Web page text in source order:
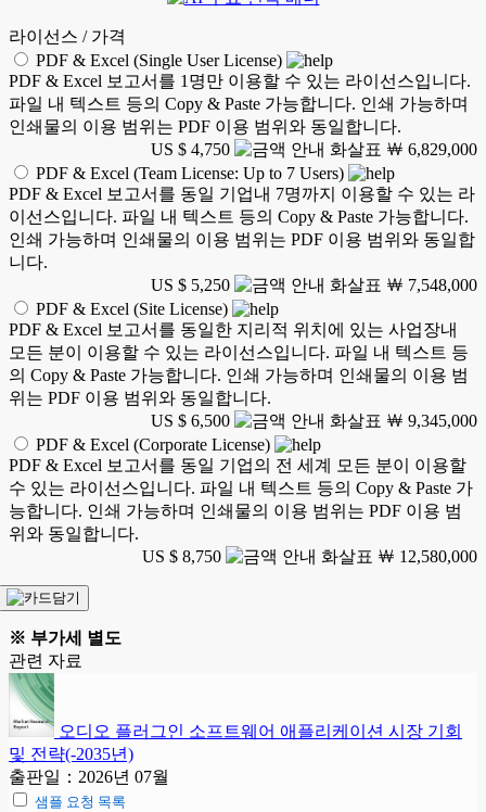
라이선스 / 가격
PDF & Excel (Single User License)
PDF & Excel 보고서를 1명만 이용할 수 있는 라이선스입니다.
파일 내 텍스트 등의 Copy & Paste 가능합니다. 인쇄 가능하며
인쇄물의 이용 범위는 PDF 이용 범위와 동일합니다.
US $ 4,750
￦ 6,829,000
PDF & Excel (Team License: Up to 7 Users)
PDF & Excel 보고서를 동일 기업내 7명까지 이용할 수 있는 라
이선스입니다. 파일 내 텍스트 등의 Copy & Paste 가능합니다.
인쇄 가능하며 인쇄물의 이용 범위는 PDF 이용 범위와 동일합
니다.
US $ 5,250
￦ 7,548,000
PDF & Excel (Site License)
PDF & Excel 보고서를 동일한 지리적 위치에 있는 사업장내
모든 분이 이용할 수 있는 라이선스입니다. 파일 내 텍스트 등
의 Copy & Paste 가능합니다. 인쇄 가능하며 인쇄물의 이용 범
위는 PDF 이용 범위와 동일합니다.
US $ 6,500
￦ 9,345,000
PDF & Excel (Corporate License)
PDF & Excel 보고서를 동일 기업의 전 세계 모든 분이 이용할
수 있는 라이선스입니다. 파일 내 텍스트 등의 Copy & Paste 가
능합니다. 인쇄 가능하며 인쇄물의 이용 범위는 PDF 이용 범
위와 동일합니다.
US $ 8,750
￦ 12,580,000
※ 부가세 별도
관련 자료
오디오 플러그인 소프트웨어 애플리케이션 시장 기회
및 전략(-2035년)
출판일：2026년 07월
샘플 요청 목록